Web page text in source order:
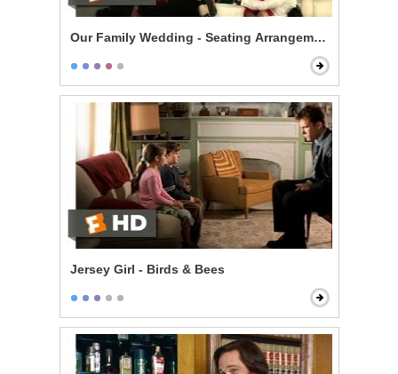
Our Family Wedding - Seating Arrangement Hell
Jersey Girl - Birds & Bees